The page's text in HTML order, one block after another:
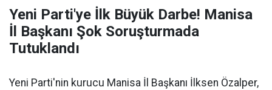
Yeni Parti'ye İlk Büyük Darbe! Manisa
İl Başkanı Şok Soruşturmada
Tutuklandı
Yeni Parti'nin kurucu Manisa İl Başkanı İlksen Özalper,